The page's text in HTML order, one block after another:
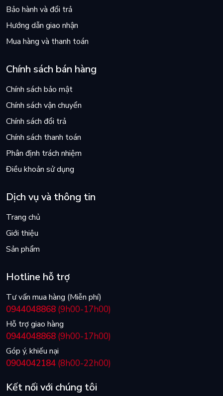
Bảo hành và đổi trả
Hướng dẫn giao nhận
Mua hàng và thanh toán
Chính sách bán hàng
Chính sách bảo mật
Chính sách vận chuyển
Chính sách đổi trả
Chính sách thanh toán
Phân định trách nhiệm
Điều khoản sử dụng
Dịch vụ và thông tin
Trang chủ
Giới thiệu
Sản phẩm
Hotline hỗ trợ
Tư vấn mua hàng (Miễn phí)
0944048868 (9h00-17h00)
Hỗ trợ giao hàng
0944048868 (9h00-17h00)
Góp ý, khiếu nại
0904042184 (8h00-22h00)
Kết nối với chúng tôi